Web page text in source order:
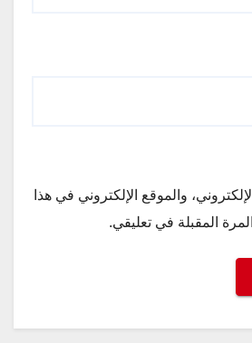
والموقع الإلكتروني في هذا
المقبلة في تعليقي.